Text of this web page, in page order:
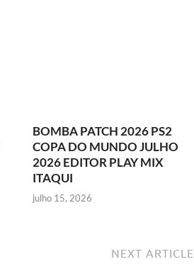
BOMBA PATCH 2026 PS2
COPA DO MUNDO JULHO
2026 EDITOR PLAY MIX
ITAQUI
julho 15, 2026
NEXT ARTICLE